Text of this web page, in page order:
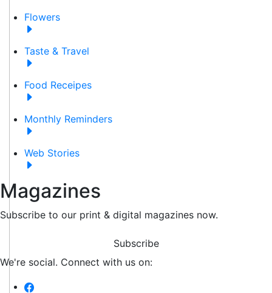
Flowers
Taste & Travel
Food Receipes
Monthly Reminders
Web Stories
Magazines
Subscribe to our print & digital magazines now.
Subscribe
We're social. Connect with us on: